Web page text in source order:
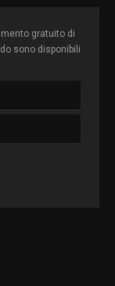
gratuito di
sono disponibili